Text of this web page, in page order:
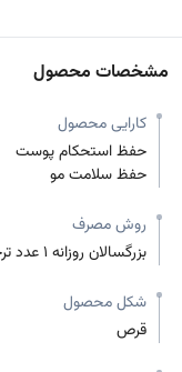
مشخصات محصول
کارایی محصول
حفظ استحکام پوست
حفظ سلامت مو
روش مصرف
بزرگسالان روزانه 1 عدد ترجیحا با غذا و آب کافی مصرف نمایند.
شکل محصول
قرص